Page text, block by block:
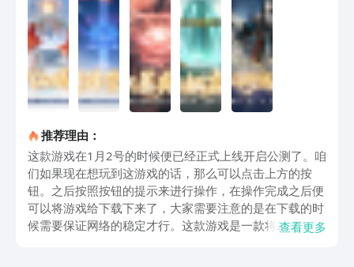
推荐理由：
这款游戏在1月2号的时候便已经正式上线开启公测了。咱
们如果现在想玩到这游戏的话，那么可以点击上方的按
钮。之后按照按钮的提示来进行操作，在操作完成之后便
可以将游戏给下载下来了，大家需要注意的是在下载的时
候需要保证网络的稳定才行。这款游戏是一款将2D和3D
查看更多